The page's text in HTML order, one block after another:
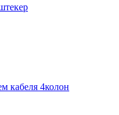
кабеля 4колон